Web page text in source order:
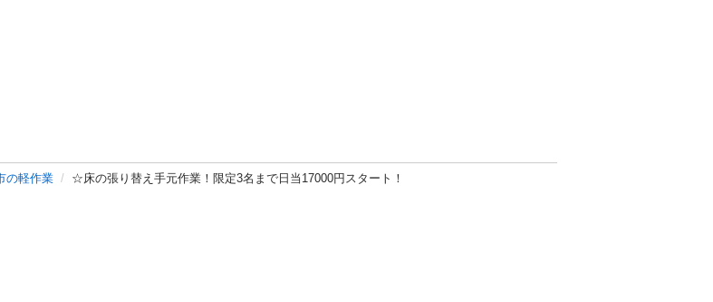
の軽作業 ☆床の張り替え手元作業！限定3名まで日当17000円スタート！